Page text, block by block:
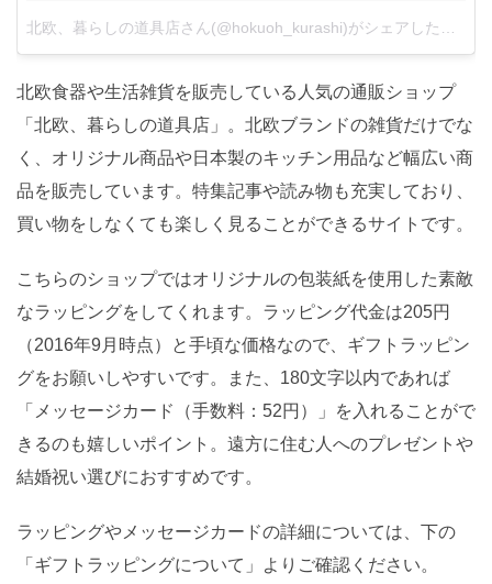
北欧食器や生活雑貨を販売している人気の通販ショップ
「北欧、暮らしの道具店」。北欧ブランドの雑貨だけでな
く、オリジナル商品や日本製のキッチン用品など幅広い商
品を販売しています。特集記事や読み物も充実しており、
買い物をしなくても楽しく見ることができるサイトです。
こちらのショップではオリジナルの包装紙を使用した素敵
なラッピングをしてくれます。ラッピング代金は205円
（2016年9月時点）と手頃な価格なので、ギフトラッピン
グをお願いしやすいです。また、180文字以内であれば
「メッセージカード（手数料：52円）」を入れることがで
きるのも嬉しいポイント。遠方に住む人へのプレゼントや
結婚祝い選びにおすすめです。
ラッピングやメッセージカードの詳細については、下の
「ギフトラッピングについて」よりご確認ください。